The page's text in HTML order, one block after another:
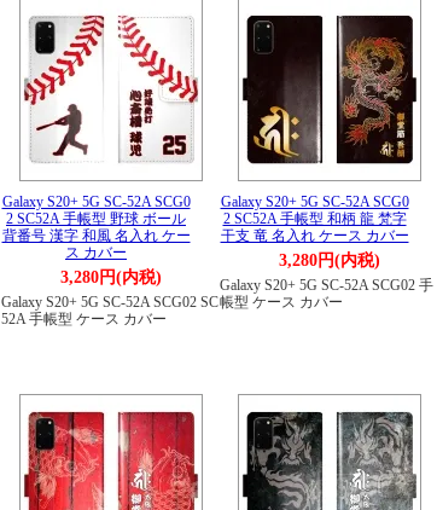
Galaxy S20+ 5G SC-52A SCG0
2 SC52A 手帳型 野球 ボール
背番号 漢字 和風 名入れ ケー
ス カバー
3,280円(内税)
Galaxy S20+ 5G SC-52A SCG02 SC
52A 手帳型 ケース カバー
Galaxy S20+ 5G SC-52A SCG0
2 SC52A 手帳型 和柄 龍 梵字
干支 竜 名入れ ケース カバー
3,280円(内税)
Galaxy S20+ 5G SC-52A SCG02 手
帳型 ケース カバー